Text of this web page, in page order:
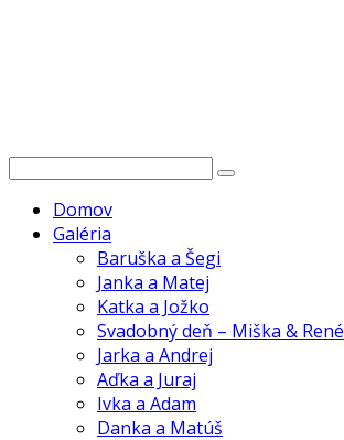
Domov
Galéria
Baruška a Šegi
Janka a Matej
Katka a Jožko
Svadobný deň – Miška & René
Jarka a Andrej
Aďka a Juraj
Ivka a Adam
Danka a Matúš